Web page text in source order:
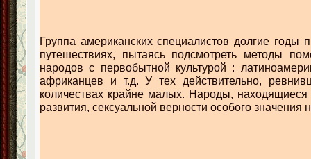
Группа американских специалистов долгие годы
путешествиях, пытаясь подсмотреть методы
народов с первобытной культурой :
африканцев и т.д. У тех действительно,
количествах крайне малых. Народы, находящиеся
развития, сексуальной верности особого значения